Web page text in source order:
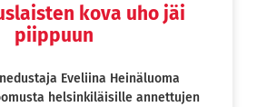
kova uho jäi
piippuun
Eveliina Heinäluoma
helsinkiläisille annettujen